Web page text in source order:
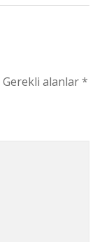
Gerekli alanlar*